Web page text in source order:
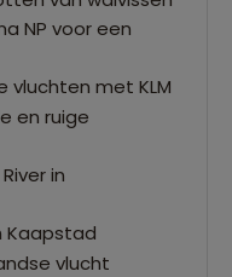
NP voor een
met KLM
en ruige
in
Kaapstad
vlucht